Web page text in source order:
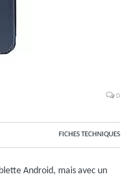
0
FICHES TECHNIQUES
Android, mais avec un